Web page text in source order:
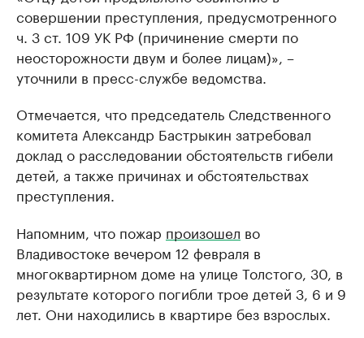
совершении преступления, предусмотренного
ч. 3 ст. 109 УК РФ (причинение смерти по
неосторожности двум и более лицам)», –
уточнили в пресс-службе ведомства.
Отмечается, что председатель Следственного
комитета Александр Бастрыкин затребовал
доклад о расследовании обстоятельств гибели
детей, а также причинах и обстоятельствах
преступления.
Напомним, что пожар произошел во
Владивостоке вечером 12 февраля в
многоквартирном доме на улице Толстого, 30, в
результате которого погибли трое детей 3, 6 и 9
лет. Они находились в квартире без взрослых.